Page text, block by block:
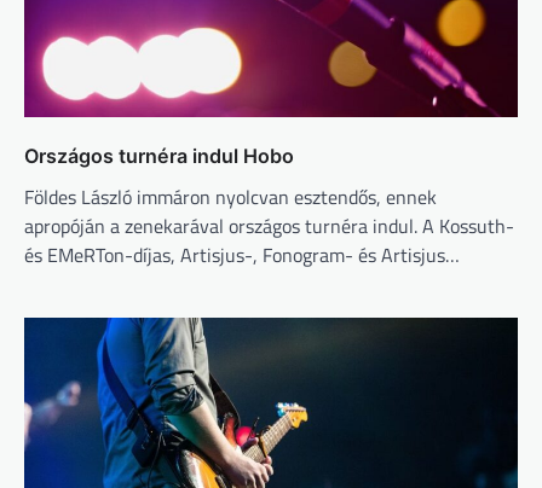
Országos turnéra indul Hobo
Földes László immáron nyolcvan esztendős, ennek
apropóján a zenekarával országos turnéra indul. A Kossuth-
és EMeRTon-díjas, Artisjus-, Fonogram- és Artisjus…